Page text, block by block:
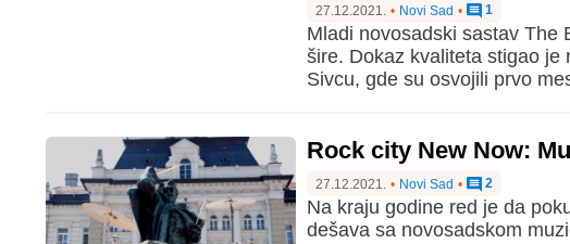
27.12.2021. • Novi Sad • 1
Mladi novosadski sastav The
šire. Dokaz kvaliteta stigao je
Sivcu, gde su osvojili prvo
Rock city New Now:
27.12.2021. • Novi Sad • 2
Na kraju godine red je da
dešava sa novosadskom